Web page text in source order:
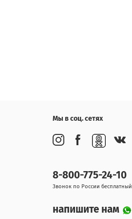
Мы в соц. сетях
8-800-775-24-10
Звонок по России бесплатный
напишите нам